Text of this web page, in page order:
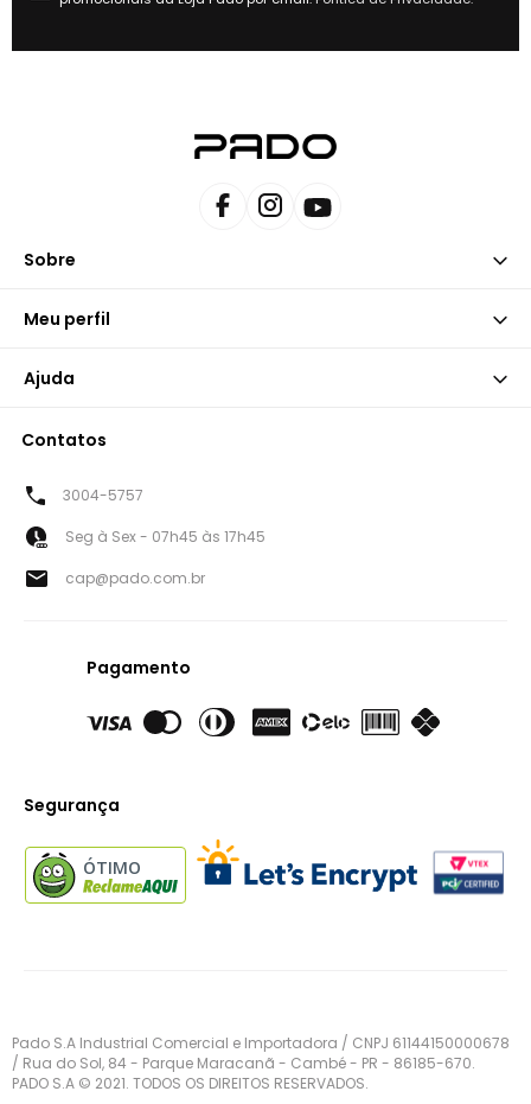
Sobre
Meu perfil
Ajuda
Contatos
3004-5757
Seg à Sex - 07h45 às 17h45
cap@pado.com.br
Pagamento
Segurança
ÓTIMO
Pado S.A Industrial Comercial e Importadora / CNPJ 61144150000678
/ Rua do Sol, 84 - Parque Maracanã - Cambé - PR - 86185-670.
PADO S.A © 2021. TODOS OS DIREITOS RESERVADOS.